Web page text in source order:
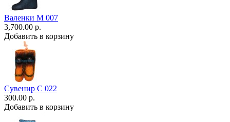
Валенки М 007
3,700.00 р.
Добавить в корзину
Сувенир С 022
300.00 р.
Добавить в корзину